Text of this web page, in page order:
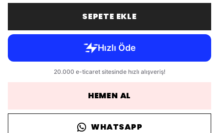
SEPETE EKLE
HEMEN AL
WHATSAPP